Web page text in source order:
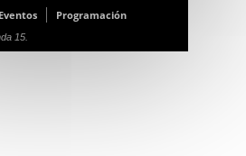
Programación
15.